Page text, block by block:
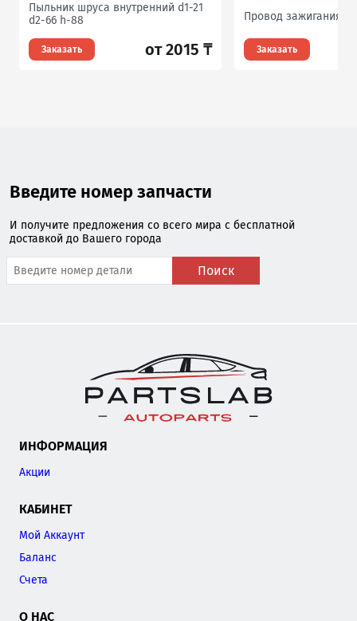
Пыльник шруса внутренний d1-21
d2-66 h-88
Заказать от 2015 ₸
Провод зажигания
Заказать
Введите номер запчасти
И получите предложения со всего мира с бесплатной
доставкой до Вашего города
Поиск
ИНФОРМАЦИЯ
Акции
КАБИНЕТ
Мой Аккаунт
Баланс
Счета
О НАС